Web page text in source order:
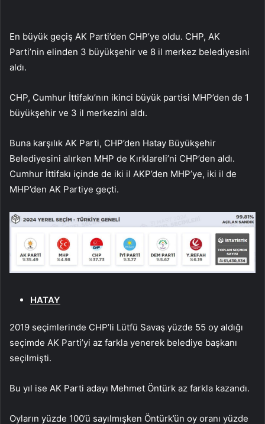
En büyük geçiş AK Parti’den CHP’ye oldu. CHP, AK
Parti’nin elinden 3 büyükşehir ve 8 il merkez belediyesini
aldı.
CHP, Cumhur İttifakı’nın ikinci büyük partisi MHP’den de 1
büyükşehir ve 3 il merkezini aldı.
Buna karşılık AK Parti, CHP’den Hatay Büyükşehir
Belediyesini alırken MHP de Kırklareli’ni CHP’den aldı.
Cumhur İttifakı içinde de iki il AKP’den MHP’ye, iki il de
MHP’den AK Partiye geçti.
HATAY
2019 seçimlerinde CHP’li Lütfü Savaş yüzde 55 oy aldığı
seçimde AK Parti’yi az farkla yenerek belediye başkanı
seçilmişti.
Bu yıl ise AK Parti adayı Mehmet Öntürk az farkla kazandı.
Oyların yüzde 100’ü sayılmışken Öntürk’ün oy oranı yüzde